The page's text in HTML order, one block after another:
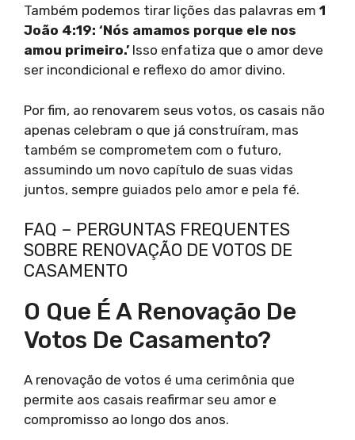
Também podemos tirar lições das palavras em 1
João 4:19: ‘Nós amamos porque ele nos
amou primeiro.’ Isso enfatiza que o amor deve
ser incondicional e reflexo do amor divino.
Por fim, ao renovarem seus votos, os casais não
apenas celebram o que já construíram, mas
também se comprometem com o futuro,
assumindo um novo capítulo de suas vidas
juntos, sempre guiados pelo amor e pela fé.
FAQ – PERGUNTAS FREQUENTES
SOBRE RENOVAÇÃO DE VOTOS DE
CASAMENTO
O Que É A Renovação De
Votos De Casamento?
A renovação de votos é uma cerimônia que
permite aos casais reafirmar seu amor e
compromisso ao longo dos anos.